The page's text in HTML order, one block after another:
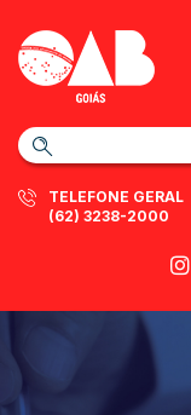
TELEFONE GERAL
(62) 3238-2000